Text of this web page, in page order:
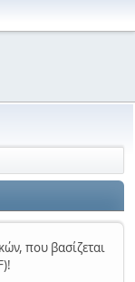
που βασίζεται